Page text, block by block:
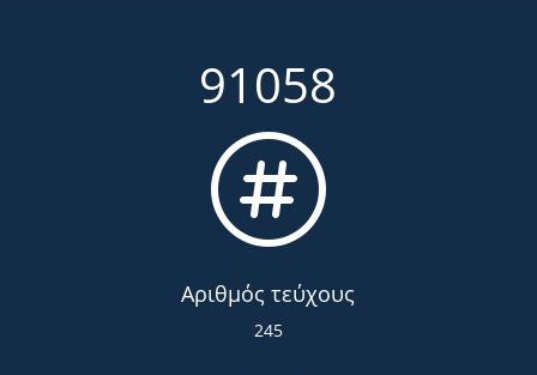
91058

Αριθμός τεύχους
245